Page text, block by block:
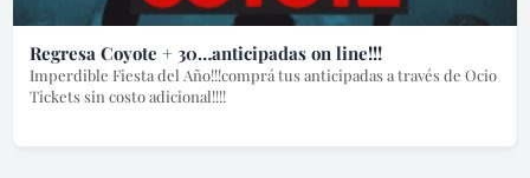
Regresa Coyote + 30…anticipadas on line!!!
Imperdible Fiesta del Año!!!comprá tus anticipadas a través de Ocio
Tickets sin costo adicional!!!!